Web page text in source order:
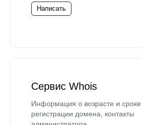
Написать
Сервис Whois
Информация о возрасте и сроке
регистрации домена, контакты